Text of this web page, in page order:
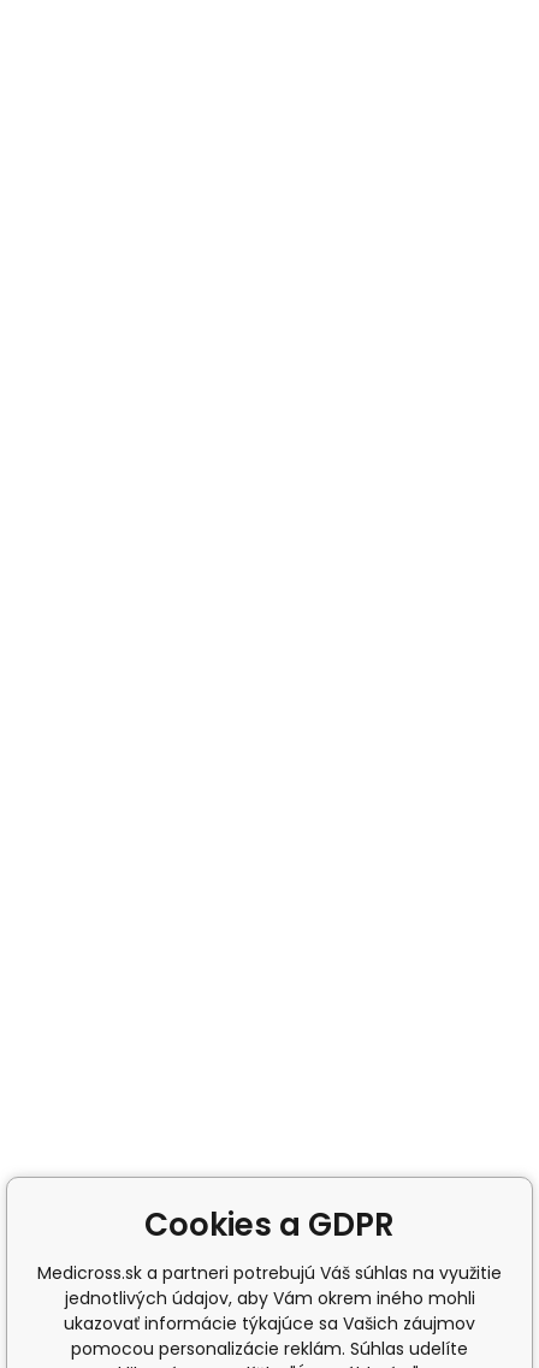
Cookies a GDPR
Medicross.sk a partneri potrebujú Váš súhlas na využitie
jednotlivých údajov, aby Vám okrem iného mohli
ukazovať informácie týkajúce sa Vašich záujmov
pomocou personalizácie reklám. Súhlas udelíte